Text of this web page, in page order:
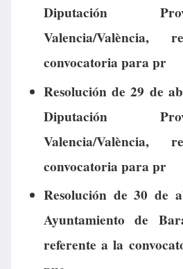
Diputación
Valencia/
convocatoria para pr
Resolución de 29 de
Diputación
Valencia/
convocatoria para pr
Resolución de 30 de
Ayuntamiento de
referente a la